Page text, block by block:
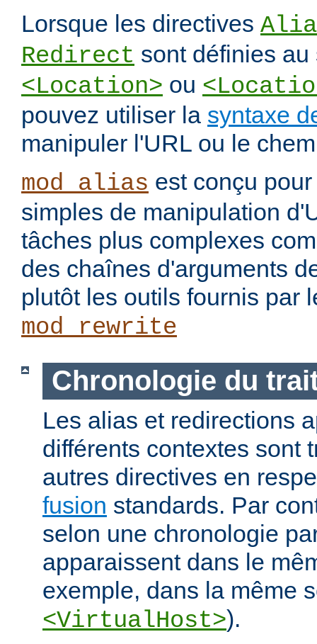
Lorsque les directives
Redirect sont définies
<Location> ou
pouvez utiliser la syntaxe
manipuler l'URL ou le
mod_alias est conçu
simples de manipulation
tâches plus complexes
des chaînes d'arguments
plutôt les outils fournis par
mod_rewrite
Chronologie du
Les alias et redirections
différents contextes sont
autres directives en
fusion standards. Par
selon une chronologie
apparaissent dans le
exemple, dans la même
<VirtualHost>).